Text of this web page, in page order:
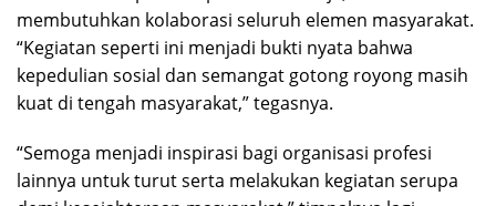
membutuhkan kolaborasi seluruh elemen masyarakat.
“Kegiatan seperti ini menjadi bukti nyata bahwa
kepedulian sosial dan semangat gotong royong masih
kuat di tengah masyarakat,” tegasnya.
“Semoga menjadi inspirasi bagi organisasi profesi
lainnya untuk turut serta melakukan kegiatan serupa